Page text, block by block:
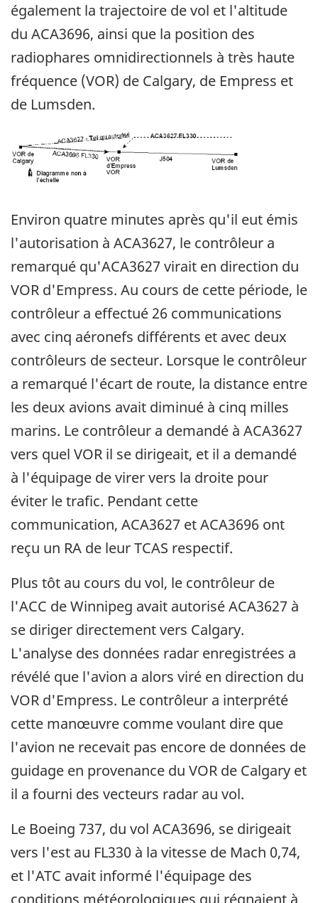
également la trajectoire de vol et l'altitude
du ACA3696, ainsi que la position des
radiophares omnidirectionnels à très haute
fréquence (VOR) de Calgary, de Empress et
de Lumsden.
Environ quatre minutes après qu'il eut émis
l'autorisation à ACA3627, le contrôleur a
remarqué qu'ACA3627 virait en direction du
VOR d'Empress. Au cours de cette période, le
contrôleur a effectué 26 communications
avec cinq aéronefs différents et avec deux
contrôleurs de secteur. Lorsque le contrôleur
a remarqué l'écart de route, la distance entre
les deux avions avait diminué à cinq milles
marins. Le contrôleur a demandé à ACA3627
vers quel VOR il se dirigeait, et il a demandé
à l'équipage de virer vers la droite pour
éviter le trafic. Pendant cette
communication, ACA3627 et ACA3696 ont
reçu un RA de leur TCAS respectif.
Plus tôt au cours du vol, le contrôleur de
l'ACC de Winnipeg avait autorisé ACA3627 à
se diriger directement vers Calgary.
L'analyse des données radar enregistrées a
révélé que l'avion a alors viré en direction du
VOR d'Empress. Le contrôleur a interprété
cette manœuvre comme voulant dire que
l'avion ne recevait pas encore de données de
guidage en provenance du VOR de Calgary et
il a fourni des vecteurs radar au vol.
Le Boeing 737, du vol ACA3696, se dirigeait
vers l'est au FL330 à la vitesse de Mach 0,74,
et l'ATC avait informé l'équipage des
conditions météorologiques qui régnaient à